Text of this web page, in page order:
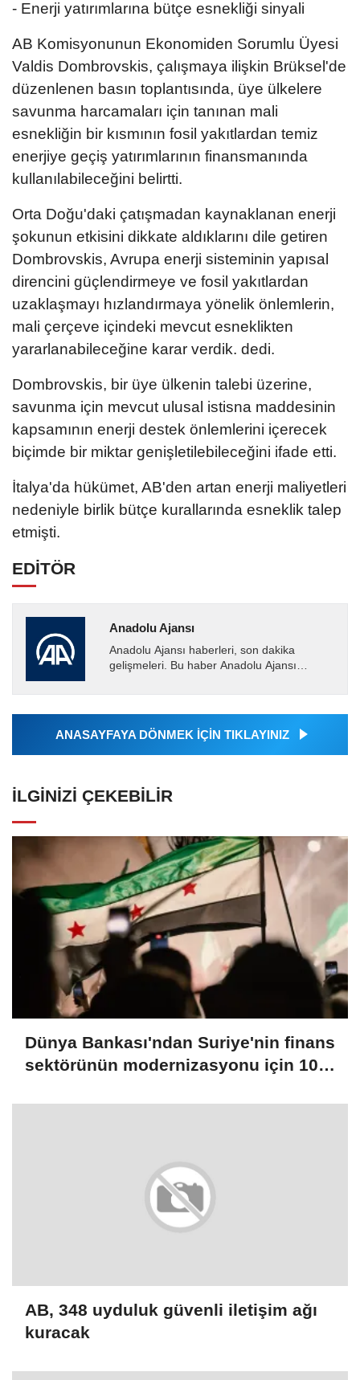
- Enerji yatırımlarına bütçe esnekliği sinyali
AB Komisyonunun Ekonomiden Sorumlu Üyesi
Valdis Dombrovskis, çalışmaya ilişkin Brüksel'de
düzenlenen basın toplantısında, üye ülkelere
savunma harcamaları için tanınan mali
esnekliğin bir kısmının fosil yakıtlardan temiz
enerjiye geçiş yatırımlarının finansmanında
kullanılabileceğini belirtti.
Orta Doğu'daki çatışmadan kaynaklanan enerji
şokunun etkisini dikkate aldıklarını dile getiren
Dombrovskis, Avrupa enerji sisteminin yapısal
direncini güçlendirmeye ve fosil yakıtlardan
uzaklaşmayı hızlandırmaya yönelik önlemlerin,
mali çerçeve içindeki mevcut esneklikten
yararlanabileceğine karar verdik. dedi.
Dombrovskis, bir üye ülkenin talebi üzerine,
savunma için mevcut ulusal istisna maddesinin
kapsamının enerji destek önlemlerini içerecek
biçimde bir miktar genişletilebileceğini ifade etti.
İtalya'da hükümet, AB'den artan enerji maliyetleri
nedeniyle birlik bütçe kurallarında esneklik talep
etmişti.
EDİTÖR
Anadolu Ajansı
Anadolu Ajansı haberleri, son dakika
gelişmeleri. Bu haber Anadolu Ajansı
tarafından geçilen tüm...
ANASAYFAYA DÖNMEK İÇİN TIKLAYINIZ
İLGINIZI ÇEKEBILIR
Dünya Bankası'ndan Suriye'nin finans
sektörünün modernizasyonu için 100
AB, 348 uyduluk güvenli iletişim ağı
kuracak